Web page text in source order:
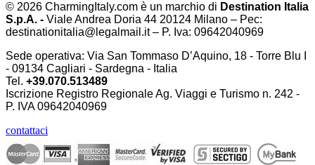
© 2026 CharmingItaly.com è un marchio di Destination Italia
S.p.A. - Viale Andrea Doria 44 20124 Milano – Pec:
destinationitalia@legalmail.it – P. Iva: 09642040969
Sede operativa: Via San Tommaso D’Aquino, 18 - Torre Blu I
- 09134 Cagliari - Sardegna - Italia
Tel. +39.070.513489
Iscrizione Registro Regionale Ag. Viaggi e Turismo n. 242 -
P. IVA09642040969
contattaci